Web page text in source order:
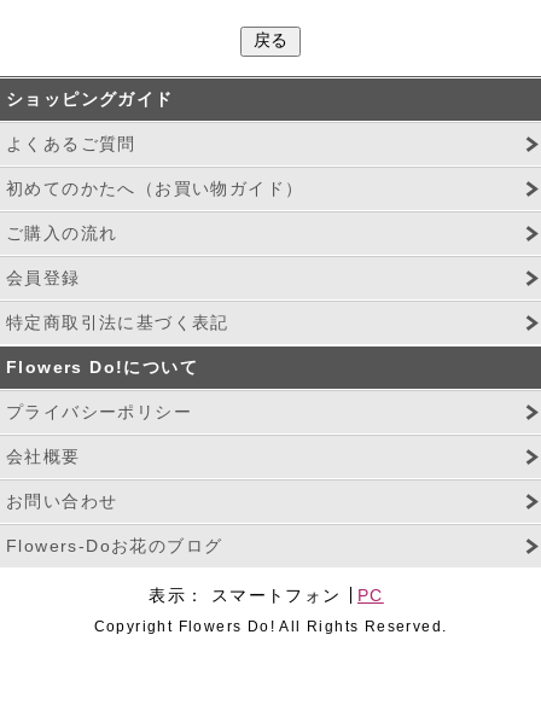
ショッピングガイド
よくあるご質問
初めてのかたへ（お買い物ガイド）
ご購入の流れ
会員登録
特定商取引法に基づく表記
Flowers Do!について
プライバシーポリシー
会社概要
お問い合わせ
Flowers-Doお花のブログ
表示： スマートフォン PC
Copyright Flowers Do! All Rights Reserved.